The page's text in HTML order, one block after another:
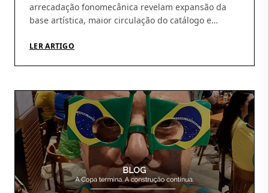
arrecadação fonomecânica revelam expansão da
base artística, maior circulação do catálogo e
primeiro semestre de 2026 ajudam a revelar um
fortalecimento […]
LER ARTIGO